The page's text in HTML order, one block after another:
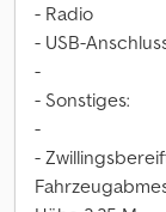
- Radio
- USB-
-
- Sonstiges:
-
-